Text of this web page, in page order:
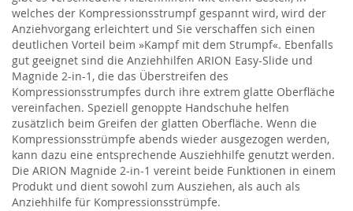
welches der Kompressionsstrumpf gespannt wird, wird der
Anziehvorgang erleichtert und Sie verschaffen sich einen
deutlichen Vorteil beim »Kampf mit dem Strumpf«. Ebenfalls
gut geeignet sind die Anziehhilfen ARION Easy-Slide und
Magnide 2-in-1, die das Überstreifen des
Kompressionsstrumpfes durch ihre extrem glatte Oberfläche
vereinfachen. Speziell genoppte Handschuhe helfen
zusätzlich beim Greifen der glatten Oberfläche. Wenn die
Kompressionsstrümpfe abends wieder ausgezogen werden,
kann dazu eine entsprechende Ausziehhilfe genutzt werden.
Die ARION Magnide 2-in-1 vereint beide Funktionen in einem
Produkt und dient sowohl zum Ausziehen, als auch als
Anziehhilfe für Kompressionsstrümpfe.